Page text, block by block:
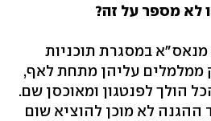
לא מספר על זה?
מנאס"א במסגרת תוכניות
עליהן מתחת לאף,
הולך לפנטגון ומאוכסן שם.
לא מוכן להוציא שום